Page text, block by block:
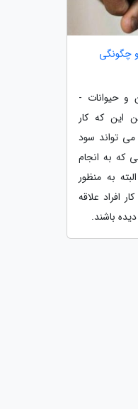
چگونگی
و حیوانات -
این که کار
تواند سود
که به انجام
به منظور
افراد علاقه
باشند.